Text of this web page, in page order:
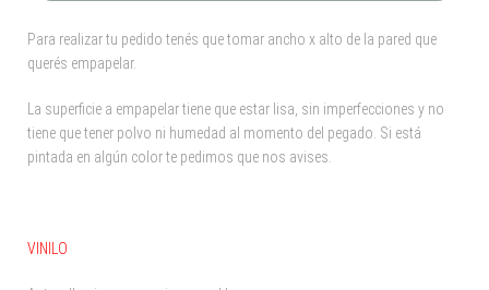
Para realizar tu pedido tenés que tomar ancho x alto de la pared que
querés empapelar.
La superficie a empapelar tiene que estar lisa, sin imperfecciones y no
tiene que tener polvo ni humedad al momento del pegado. Si está
pintada en algún color te pedimos que nos avises.
VINILO